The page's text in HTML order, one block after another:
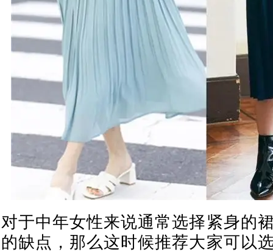
对于中年女性来说通常选择紧身的
的缺点，那么这时候推荐大家可以